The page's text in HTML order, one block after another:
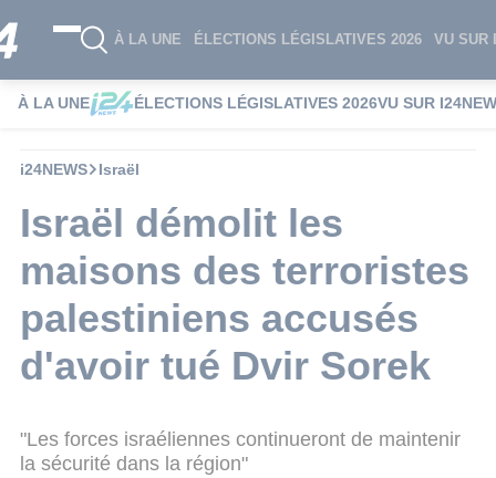
À LA UNE ÉLECTIONS LÉGISLATIVES 2026 VU SUR
À LA UNE ÉLECTIONS LÉGISLATIVES 2026VU SUR
i24NEWS Israël
Israël démolit les
maisons des terroristes
palestiniens accusés
d'avoir tué Dvir Sorek
"Les forces israéliennes continueront de maintenir
la sécurité dans la région"